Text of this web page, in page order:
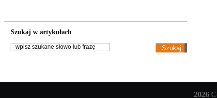
Szukaj w artykułach
2026